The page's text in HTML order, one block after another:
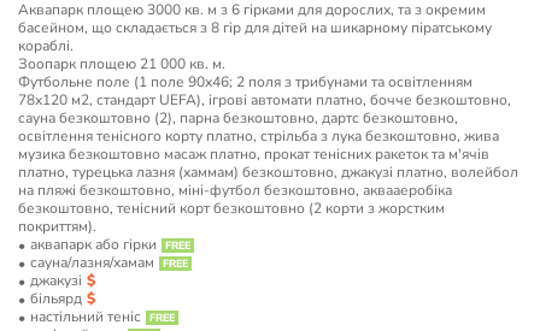
Аквапарк площею 3000 кв. м з 6 гірками для дорослих, та з окремим
басейном, що складається з 8 гір для дітей на шикарному піратському
кораблі.
Зоопарк площею 21 000 кв. м.
Футбольне поле (1 поле 90х46; 2 поля з трибунами та освітленням
78х120 м2, стандарт UEFA), ігрові автомати платно, бочче безкоштовно,
сауна безкоштовно (2), парна безкоштовно, дартс безкоштовно,
освітлення тенісного корту платно, стрільба з лука безкоштовно, жива
музика безкоштовно масаж платно, прокат тенісних ракеток та м'ячів
платно, турецька лазня (хаммам) безкоштовно, джакузі платно, волейбол
на пляжі безкоштовно, міні-футбол безкоштовно, аквааеробіка
безкоштовно, тенісний корт безкоштовно (2 корти з жорстким
покриттям).
аквапарк або гірки
сауна/лазня/хамам
джакузі
більярд
настільний теніс